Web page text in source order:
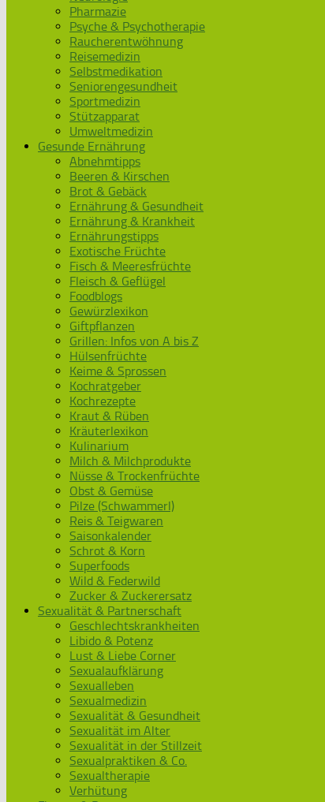
Pharmazie
Psyche & Psychotherapie
Raucherentwöhnung
Reisemedizin
Selbstmedikation
Seniorengesundheit
Sportmedizin
Stützapparat
Umweltmedizin
Gesunde Ernährung
Abnehmtipps
Beeren & Kirschen
Brot & Gebäck
Ernährung & Gesundheit
Ernährung & Krankheit
Ernährungstipps
Exotische Früchte
Fisch & Meeresfrüchte
Fleisch & Geflügel
Foodblogs
Gewürzlexikon
Giftpflanzen
Grillen: Infos von A bis Z
Hülsenfrüchte
Keime & Sprossen
Kochratgeber
Kochrezepte
Kraut & Rüben
Kräuterlexikon
Kulinarium
Milch & Milchprodukte
Nüsse & Trockenfrüchte
Obst & Gemüse
Pilze (Schwammerl)
Reis & Teigwaren
Saisonkalender
Schrot & Korn
Superfoods
Wild & Federwild
Zucker & Zuckerersatz
Sexualität & Partnerschaft
Geschlechtskrankheiten
Libido & Potenz
Lust & Liebe Corner
Sexualaufklärung
Sexualleben
Sexualmedizin
Sexualität & Gesundheit
Sexualität im Alter
Sexualität in der Stillzeit
Sexualpraktiken & Co.
Sexualtherapie
Verhütung